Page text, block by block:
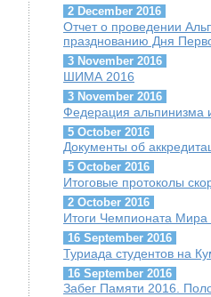
2 December 2016
Отчет о проведении
празднованию Дня
3 November 2016
ШИМА 2016
3 November 2016
Федерация альпинизма
5 October 2016
Документы об
5 October 2016
Итоговые протоколы
2 October 2016
Итоги Чемпионата Мира
16 September 2016
Туриада студентов на
16 September 2016
Забег Памяти 2016.